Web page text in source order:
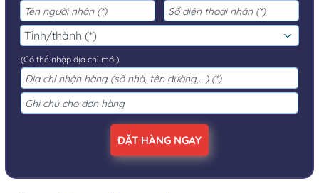
(Có thể nhập địa chỉ mới)
ĐẶT HÀNG NGAY